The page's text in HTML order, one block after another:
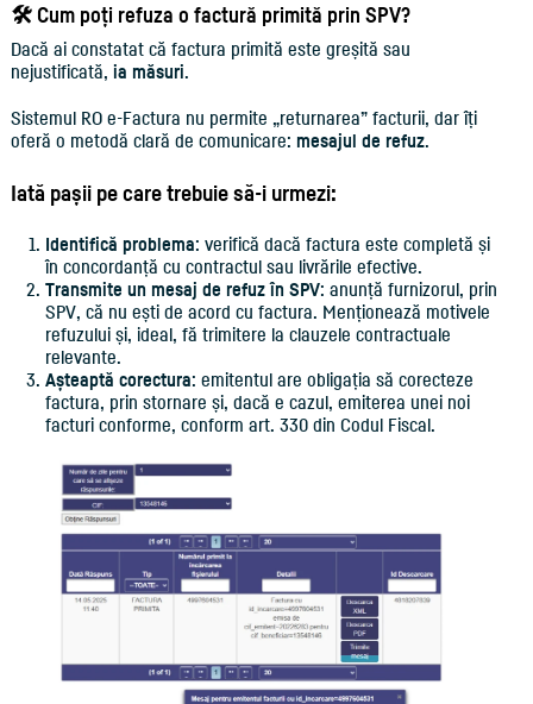
🛠️ Cum poți refuza o factură primită prin SPV?
Dacă ai constatat că factura primită este greșită sau
nejustificată, ia măsuri.
Sistemul RO e-Factura nu permite „returnarea” facturii, dar îți
oferă o metodă clară de comunicare: mesajul de refuz.
Iată pașii pe care trebuie să-i urmezi:
Identifică problema: verifică dacă factura este completă și
în concordanță cu contractul sau livrările efective.
Transmite un mesaj de refuz în SPV: anunță furnizorul, prin
SPV, că nu ești de acord cu factura. Menționează motivele
refuzului și, ideal, fă trimitere la clauzele contractuale
relevante.
Așteaptă corectura: emitentul are obligația să corecteze
factura, prin stornare și, dacă e cazul, emiterea unei noi
facturi conforme, conform art. 330 din Codul Fiscal.